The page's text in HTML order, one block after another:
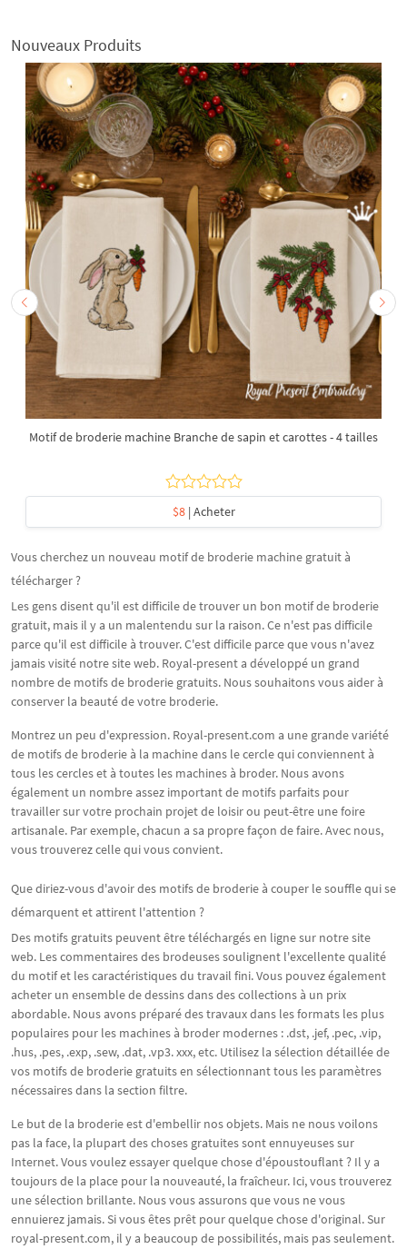
Nouveaux Produits
Motif de broderie machine Branche de sapin et carottes - 4 tailles
$8| Acheter
Vous cherchez un nouveau motif de broderie machine gratuit à
télécharger ?
Les gens disent qu'il est difficile de trouver un bon motif de broderie
gratuit, mais il y a un malentendu sur la raison. Ce n'est pas difficile
parce qu'il est difficile à trouver. C'est difficile parce que vous n'avez
jamais visité notre site web. Royal-present a développé un grand
nombre de motifs de broderie gratuits. Nous souhaitons vous aider à
conserver la beauté de votre broderie.
Montrez un peu d'expression. Royal-present.com a une grande variété
de motifs de broderie à la machine dans le cercle qui conviennent à
tous les cercles et à toutes les machines à broder. Nous avons
également un nombre assez important de motifs parfaits pour
travailler sur votre prochain projet de loisir ou peut-être une foire
artisanale. Par exemple, chacun a sa propre façon de faire. Avec nous,
vous trouverez celle qui vous convient.
Que diriez-vous d'avoir des motifs de broderie à couper le souffle qui se
démarquent et attirent l'attention ?
Des motifs gratuits peuvent être téléchargés en ligne sur notre site
web. Les commentaires des brodeuses soulignent l'excellente qualité
du motif et les caractéristiques du travail fini. Vous pouvez également
acheter un ensemble de dessins dans des collections à un prix
abordable. Nous avons préparé des travaux dans les formats les plus
populaires pour les machines à broder modernes : .dst, .jef, .pec, .vip,
.hus, .pes, .exp, .sew, .dat, .vp3. xxx, etc. Utilisez la sélection détaillée de
vos motifs de broderie gratuits en sélectionnant tous les paramètres
nécessaires dans la section filtre.
Le but de la broderie est d'embellir nos objets. Mais ne nous voilons
pas la face, la plupart des choses gratuites sont ennuyeuses sur
Internet. Vous voulez essayer quelque chose d'époustouflant ? Il y a
toujours de la place pour la nouveauté, la fraîcheur. Ici, vous trouverez
une sélection brillante. Nous vous assurons que vous ne vous
ennuierez jamais. Si vous êtes prêt pour quelque chose d'original. Sur
royal-present.com, il y a beaucoup de possibilités, mais pas seulement.